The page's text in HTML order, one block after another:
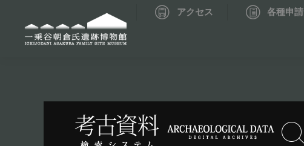
アクセス 各種申請
資料データベーストップ 考古資料検索システム